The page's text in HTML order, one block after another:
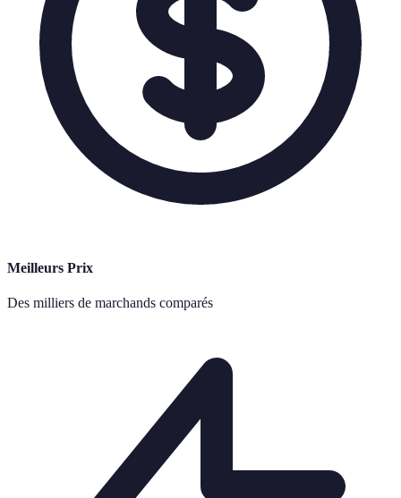
Meilleurs Prix
Des milliers de marchands comparés